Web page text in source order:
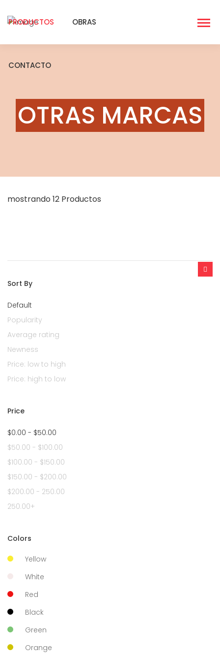
PRODUCTOS OBRAS
CONTACTO
OTRAS MARCAS
mostrando 12 Productos
Sort By
Default
Popularity
Average rating
Newness
Price: low to high
Price: high to low
Price
$0.00 - $50.00
$50.00 - $100.00
$100.00 - $150.00
$150.00 - $200.00
$200.00 - 250.00
250.00+
Colors
Yellow
White
Red
Black
Green
Orange